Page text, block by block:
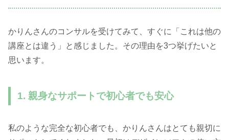
かりんさんのコンサルを受けてみて、すぐに「これは他の
講座とは違う」と感じました。その理由を3つ挙げたいと
思います。
1. 親身なサポートで初心者でも安心
私のような完全な初心者でも、かりんさんはとても親切に